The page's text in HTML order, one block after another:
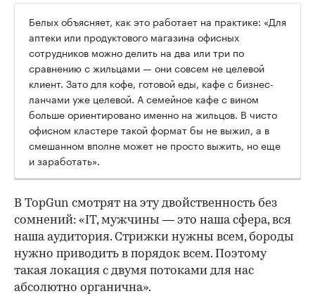
Белых объясняет, как это работает на практике: «Для
аптеки или продуктового магазина офисных
сотрудников можно делить на два или три по
сравнению с жильцами — они совсем не целевой
клиент. Зато для кофе, готовой еды, кафе с бизнес-
ланчами уже целевой. А семейное кафе с вином
больше ориентировано именно на жильцов. В чисто
офисном кластере такой формат бы не выжил, а в
смешанном вполне может не просто выжить, но еще
и заработать».
В TopGun смотрят на эту двойственность без
сомнений: «IT, мужчины — это наша сфера, вся
наша аудитория. Стрижки нужны всем, бороды
нужно приводить в порядок всем. Поэтому
такая локация с двумя потоками для нас
абсолютно органична».